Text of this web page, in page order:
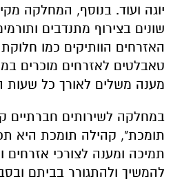
יוגה ועוד. בנוסף, המחלקה
שונים בצירוף מתנדבים
האזרחים הוותיקים כמו חלוקת
טאבלטים לאזרחים מוכרים
מענה משלים לאורך כל שעות
במחלקה לשירותים חברתיים
תומכת", קהילה תומכת היא
תמיכה ומענה לצורכי אזרחים
להמשיך ולהתגורר בביתם